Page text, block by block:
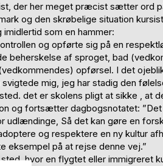
der her meget præcist sætter ord
og den skrøbelige situation
som en hammer:
og opførte sig på en
beherskelse af sproget, bad
opførsel. I det
mig, jeg har stadig den
det er skolens pligt at sikke , at
og fortsætter dagbogsnotatet:
udlændinge, Så det kan gøre en
og respektere en ny kultur
eksempel på at rejse denne vej.”
hvor en flygtet eller immigreret